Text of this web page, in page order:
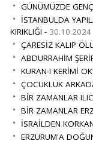
GÜNÜMÜZDE
İSTANBULDA
KIRIKLIĞI - 30.10.2024
ÇARESİZ KALIP
ABDURRAHİM
KURAN-I KERİMİ
ÇOCUKLUK
BİR ZAMANLAR
BİR ZAMANLAR
İSRAİLDEN
ERZURUM'A